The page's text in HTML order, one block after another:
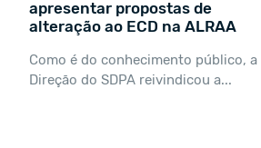
apresentar propostas de
alteração ao ECD na ALRAA
Como é do conhecimento público, a
Direção do SDPA reivindicou a...